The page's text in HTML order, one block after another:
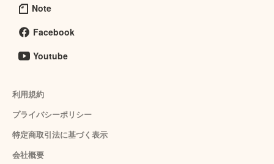
Note
Facebook
Youtube
利用規約
プライバシーポリシー
特定商取引法に基づく表示
会社概要